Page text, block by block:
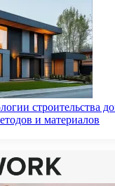
строительства
и материалов